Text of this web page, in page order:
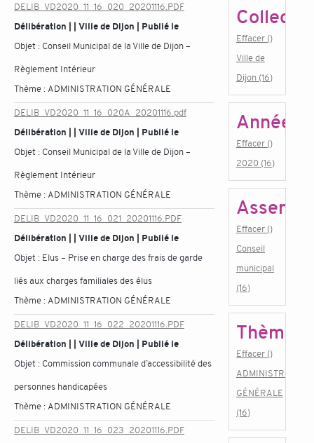
DELIB_VD2020_11_16_020_20201116.PDF
Délibération | | Ville de Dijon | Publié le
Objet : Conseil Municipal de la Ville de Dijon –
Règlement Intérieur
Thème : ADMINISTRATION GÉNÉRALE
DELIB_VD2020_11_16_020A_20201116.pdf
Délibération | | Ville de Dijon | Publié le
Objet : Conseil Municipal de la Ville de Dijon –
Règlement Intérieur
Thème : ADMINISTRATION GÉNÉRALE
DELIB_VD2020_11_16_021_20201116.PDF
Délibération | | Ville de Dijon | Publié le
Objet : Elus – Prise en charge des frais de garde
liés aux charges familiales des élus
Thème : ADMINISTRATION GÉNÉRALE
DELIB_VD2020_11_16_022_20201116.PDF
Délibération | | Ville de Dijon | Publié le
Objet : Commission communale d’accessibilité des
personnes handicapées
Thème : ADMINISTRATION GÉNÉRALE
DELIB_VD2020_11_16_023_20201116.PDF
Effacer ()
Ville de
Dijon (16)
Année
Effacer ()
2020 (16)
Effacer ()
Conseil
municipal
(16)
Thème
Effacer ()
ADMINISTRATION
GÉNÉRALE
(16)